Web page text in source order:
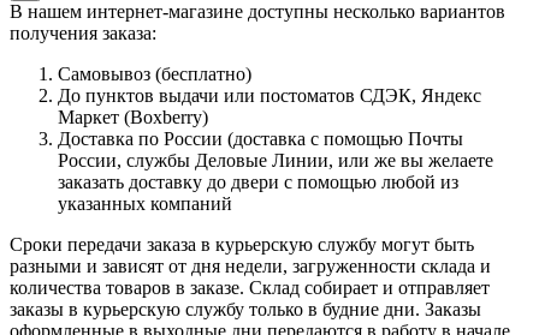
В нашем интернет-магазине доступны несколько вариантов
получения заказа:
Самовывоз (бесплатно)
До пунктов выдачи или постоматов СДЭК, Яндекс
Маркет (Boxberry)
Доставка по России (доставка с помощью Почты
России, службы Деловые Линии, или же вы желаете
заказать доставку до двери с помощью любой из
указанных компаний
Сроки передачи заказа в курьерскую службу могут быть
разными и зависят от дня недели, загруженности склада и
количества товаров в заказе. Склад собирает и отправляет
заказы в курьерскую службу только в будние дни. Заказы